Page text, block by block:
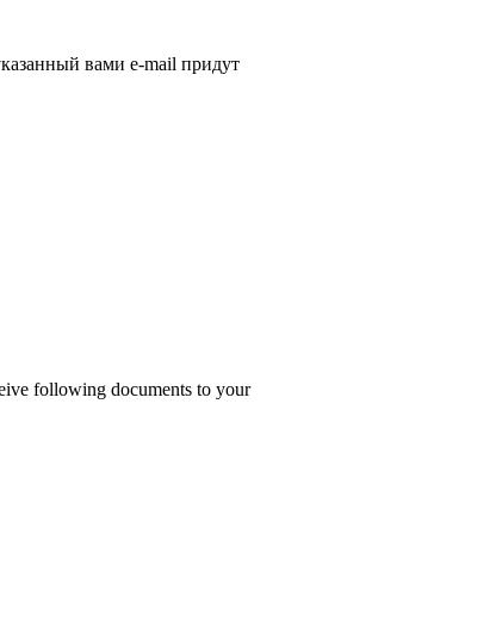
вами e-mail придут
following documents to your